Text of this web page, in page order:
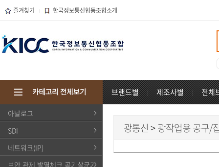
즐겨찾기 한국정보통신협동조합소개
브랜드별 제조사별 전체
아날로그
SDI
네트워크(IP)
보안,관제,발열체크,공기살균기
광통신 >광작업용 공구/